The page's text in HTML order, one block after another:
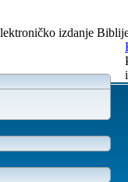
izdanje